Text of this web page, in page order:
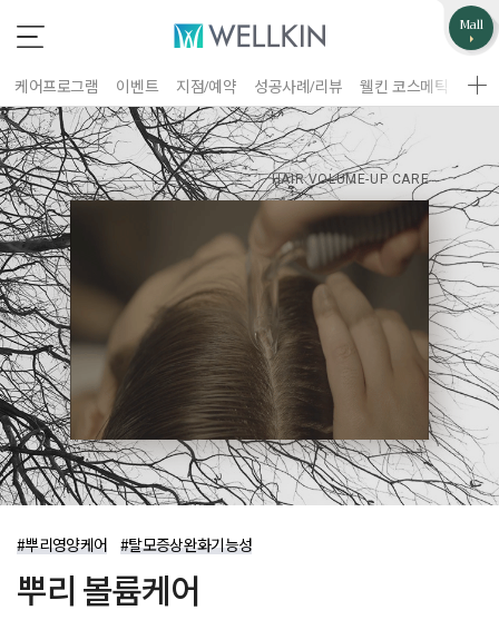
Mall
케어프로그램 이벤트 지점/예약 성공사례/리뷰 웰킨 코스메틱 웰
HAIR VOLUME-UP CARE
#뿌리영양케어 #탈모증상완화기능성
뿌리 볼륨케어
고객불편사항
는 필수 입력 항목
지점선택
이름
휴대폰 번호
제목
문의내용
업무제휴/광고문의
는 필수 입력 항목
구분
업체명
담당자
홈페이지 주소
이름
휴대폰 번호
제목
문의내용